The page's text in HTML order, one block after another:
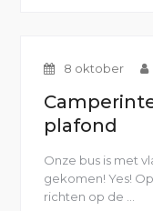
8 oktober
plafond
Onze bus is met
gekomen! Yes!
richten op de …